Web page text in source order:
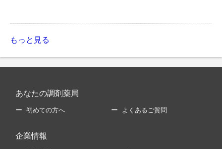
もっと見る
あなたの調剤薬局
初めての方へ よくあるご質問
企業情報